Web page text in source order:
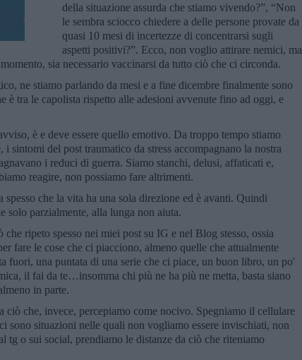
della situazione assurda che stiamo vivendo?”, “Non
le sembra sciocco chiedere a delle persone provate da
quasi 10 mesi di incertezze di concentrarsi sugli
aspetti positivi?”. Ecco, non voglio attirare nemici, ma
sia necessario vaccinarsi da tutto ciò che ci circonda.
ne stiamo parlando da mesi e a fine dicembre finalmente sono
è tra le capolista rispetto alle adesioni avvenute fino ad oggi, e
è e deve essere quello emotivo. Da troppo tempo stiamo
sintomi del post traumatico da stress accompagnano la nostra
i reduci di guerra. Siamo stanchi, delusi, affaticati e,
reagire, non possiamo fare altrimenti.
che la vita ha una sola direzione ed è avanti. Quindi
solo parzialmente, alla lunga non aiuta.
ripeto spesso nei miei post su IG e nel Blog stesso, ossia
fare le cose che ci piacciono, almeno quelle che attualmente
fuori, una puntata di una serie che ci piace, un buon libro, un po'
il fai da te…insomma chi più ne ha più ne metta, basta siano
in parte.
ciò che, invece, percepiamo come nocivo. Spegniamo il cellulare
sono situazioni nelle quali non vogliamo essere invischiati, non
tg o sui social, prendiamo le distanze da ciò che riteniamo